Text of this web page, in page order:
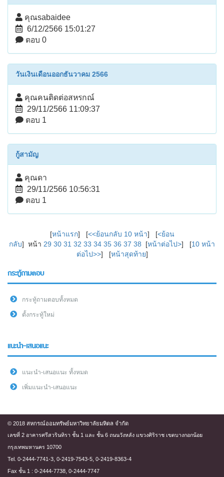
คุณsabaidee
6/12/2566 15:01:27
ตอบ 0
วันเงินเดือนออกธันวาคม 2566
คุณคนติดต่อสหรกณ์
29/11/2566 11:09:37
ตอบ 1
กู้สามัญ
คุณดา
29/11/2566 10:56:31
ตอบ 1
[หน้าแรก] [<<ย้อนกลับ 10 หน้า] [<ย้อน
กลับ] หน้า 29 30 31 32 33 34 35 36 37 38 [หน้าต่อไป>] [10 หน้า
ต่อไป>>] [หน้าสุดท้าย]
กระทู้ถามตอบ
กระทู้ถามตอบทั้งหมด
ตั้งกระทู้ใหม่
แนะนำ-เสนอแนะ
แนะนำ-เสนอแนะ ทั้งหมด
เพิ่มแนะนำ-เสนอแนะ
© 2018 สหกรณ์ออมทรัพย์มหาวิทยาลัยมหิดล จำกัด
เลขที่ 2 อาคารศรีสวรินทิรา ชั้น 1 และ ชั้น 6 ถนนวังหลัง แขวงศิริราช เขตบางกอกน้อย
กรุงเทพมหานคร 10700
Tel. 0-2444-7741-3, 0-2419-7543-5, 0-2419-8363-4
Fax ชั้น 1 : 0-2444-7738, 0-2444-7747